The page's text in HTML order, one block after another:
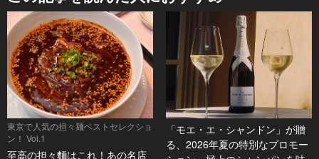
東京で人気の担々麺ベストセレクショ
ン！ Vol.1
至高の担々麵はこれ！あの名店
「モエ・エ・シャンドン」が贈
る、2026年夏の特別なプロモー